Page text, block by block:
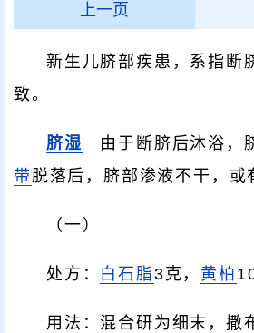
上一页
新生儿脐部疾患，系指断
致。
脐湿 由于断脐后沐浴，
带脱落后，脐部渗液不干，或
（一）
处方： 白石脂3克， 黄柏
用法：混合研为细末，撒